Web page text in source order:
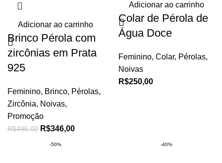
Adicionar ao carrinho
Brinco Pérola com
zircônias em Prata
925
Feminino, Brinco, Pérolas,
Zircônia, Noivas,
Promoção
R$495,00 R$346,00
Adicionar ao carrinho
Colar de Pérola de
Água Doce
Feminino, Colar, Pérolas,
Noivas
R$250,00
-50% -40%